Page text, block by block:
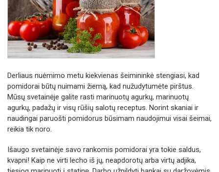
Derliaus nuėmimo metu kiekvienas šeimininkė stengiasi, kad
pomidorai būtų nuimami žiemą, kad nužudytumėte pirštus.
Mūsų svetainėje galite rasti marinuotų agurkų, marinuotų
agurkų, padažų ir visų rūšių salotų receptus. Norint skaniai ir
naudingai paruošti pomidorus būsimam naudojimui visai šeimai,
reikia tik noro.
Išaugo svetainėje savo rankomis pomidorai yra tokie saldus,
kvapni! Kaip ne virti lecho iš jų, neapdorotų arba virtų adjika,